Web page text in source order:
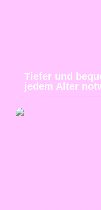
Tiefer und
jedem Alter